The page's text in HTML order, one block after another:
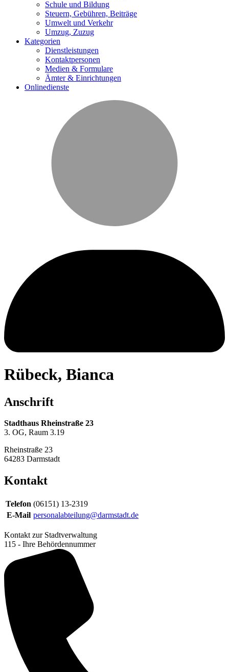
Schule und Bildung
Steuern, Gebühren, Beiträge
Umwelt und Verkehr
Umzug, Zuzug
Kategorien
Dienstleistungen
Kontaktpersonen
Medien & Formulare
Ämter & Einrichtungen
Onlinedienste
Rübeck, Bianca
Anschrift
Stadthaus Rheinstraße 23
3. OG, Raum 3.19
Rheinstraße 23
64283 Darmstadt
Kontakt
Telefon (06151) 13-2319
E-Mail personalabteilung@darmstadt.de
Kontakt zur Stadtverwaltung
115 - Ihre Behördennummer